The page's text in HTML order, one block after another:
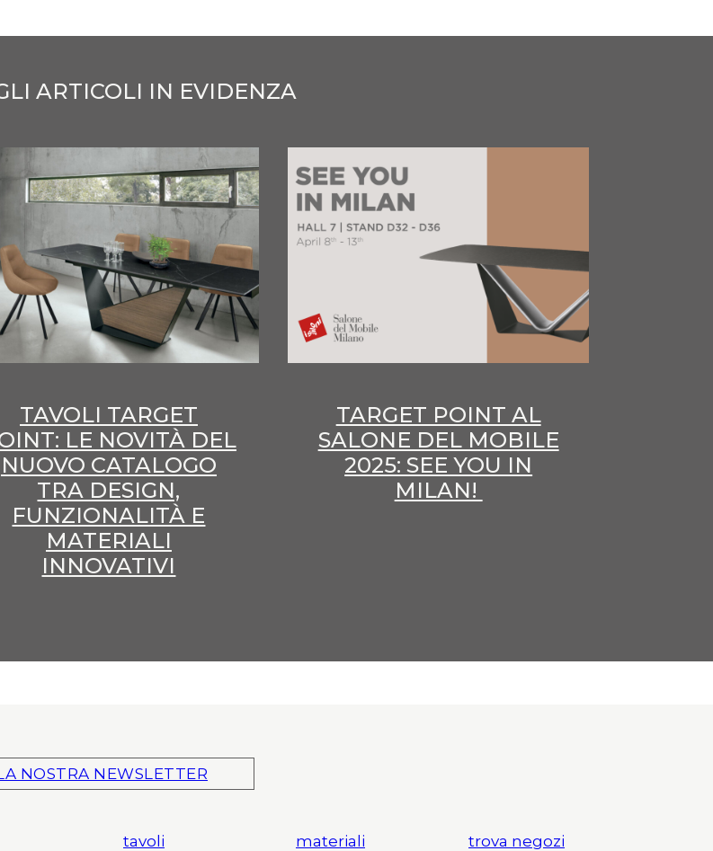
ARTICOLI IN EVIDENZA
TAVOLI TARGET
LE NOVITÀ DEL
NUOVO CATALOGO
TRA DESIGN,
FUNZIONALITÀ E
MATERIALI
INNOVATIVI
TARGET POINT AL
SALONE DEL MOBILE
2025: SEE YOU IN
MILAN!
NOSTRA NEWSLETTER
tavoli materiali trova negozi